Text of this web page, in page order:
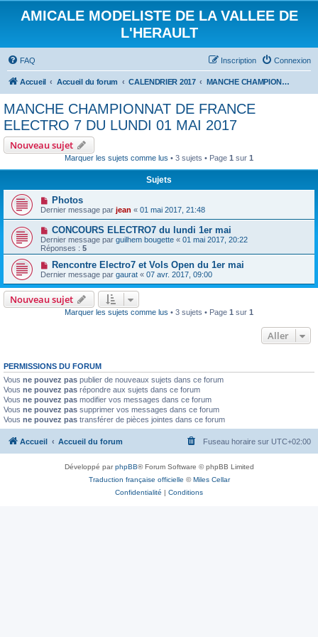
AMICALE MODELISTE DE LA VALLEE DE
L'HERAULT
FAQ Connexion
Inscription
Accueil Accueil du forum CALENDRIER 2017 MANCHE CHAMPIONNAT DE FRANCE ELECTRO 7 DU LUNDI 01 MAI 2017
MANCHE CHAMPIONNAT DE FRANCE
ELECTRO 7 DU LUNDI 01 MAI 2017
Nouveau sujet
Marquer les sujets comme lus • 3 sujets • Page 1 sur 1
Sujets
Photos
Dernier message par jean « 01 mai 2017, 21:48
CONCOURS ELECTRO7 du lundi 1er mai
Dernier message par guilhem bougette « 01 mai 2017, 20:22
Réponses : 5
Rencontre Electro7 et Vols Open du 1er mai
Dernier message par gaurat « 07 avr. 2017, 09:00
Nouveau sujet
Marquer les sujets comme lus • 3 sujets • Page 1 sur 1
Aller
PERMISSIONS DU FORUM
Vous ne pouvez pas publier de nouveaux sujets dans ce forum
Vous ne pouvez pas répondre aux sujets dans ce forum
Vous ne pouvez pas modifier vos messages dans ce forum
Vous ne pouvez pas supprimer vos messages dans ce forum
Vous ne pouvez pas transférer de pièces jointes dans ce forum
Accueil Accueil du forum Fuseau horaire sur UTC+02:00
Développé parphpBB® Forum Software © phpBB Limited
Traduction française officielle ©Miles Cellar
Confidentialité | Conditions